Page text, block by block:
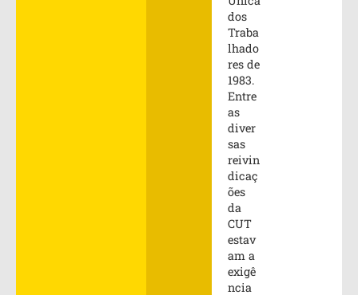
dos
Traba
lhado
res de
1983.
Entre
as
diver
sas
reivin
dicaç
ões
da
CUT
estav
am a
exigê
ncia